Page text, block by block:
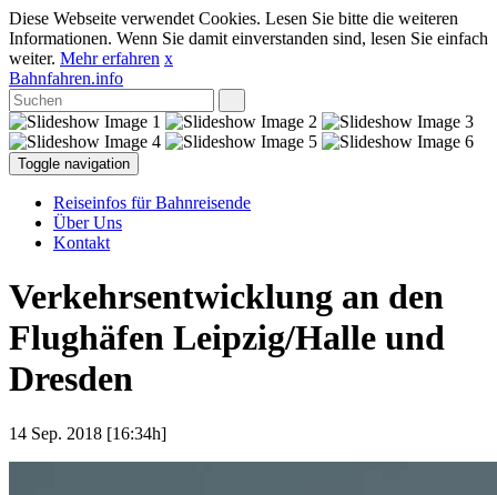
Diese Webseite verwendet Cookies. Lesen Sie bitte die weiteren
Informationen. Wenn Sie damit einverstanden sind, lesen Sie einfach
weiter. Mehr erfahren x
Bahnfahren.info
Toggle navigation
Reiseinfos für Bahnreisende
Über Uns
Kontakt
Verkehrsentwicklung an den
Flughäfen Leipzig/Halle und
Dresden
14 Sep. 2018 [16:34h]